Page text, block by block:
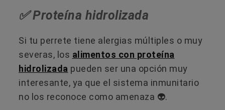
✅ Proteína hidrolizada
Si tu perrete tiene alergias múltiples o muy
severas, los alimentos con proteína
hidrolizada pueden ser una opción muy
interesante, ya que el sistema inmunitario
no los reconoce como amenaza 👽.